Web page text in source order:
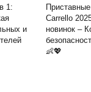
1:
и
Carrello
новинок –
👶💖